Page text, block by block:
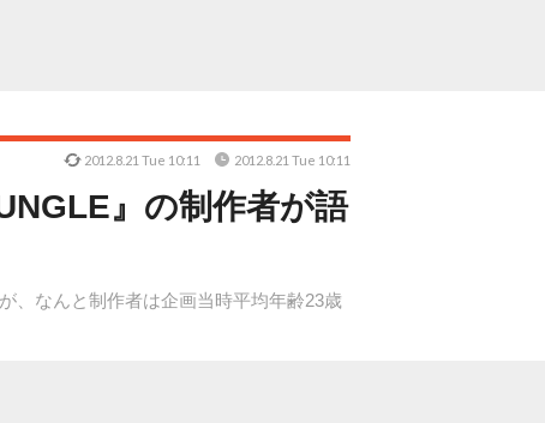
』の制作者が語
、なんと制作者は企画当時平均年齢23歳
2012.8.21 Tue 10:11 2012.8.21 Tue 10:11